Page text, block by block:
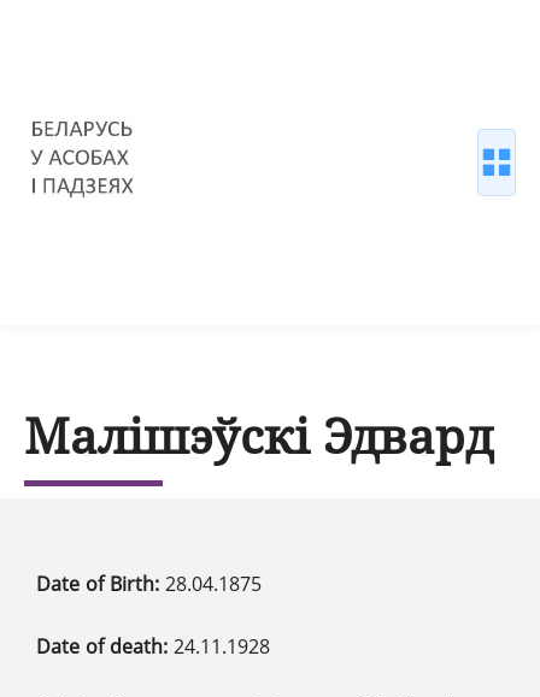
Малішэўскі Эдвард
Date of Birth: 28.04.1875
Date of death: 24.11.1928